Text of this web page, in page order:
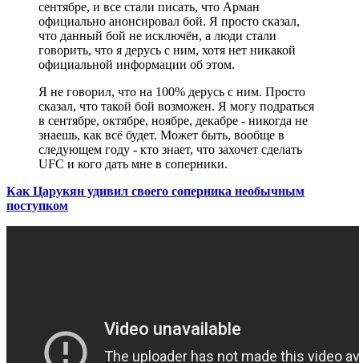
сентябре, и все стали писать, что Арман
официально анонсировал бой. Я просто сказал,
что данный бой не исключён, а люди стали
говорить, что я дерусь с ним, хотя нет никакой
официальной информации об этом.
Я не говорил, что на 100% дерусь с ним. Просто
сказал, что такой бой возможен. Я могу подраться
в сентябре, октябре, ноябре, декабре - никогда не
знаешь, как всё будет. Может быть, вообще в
следующем году - кто знает, что захочет сделать
UFC и кого дать мне в соперники.
Как Царукян удивил своего соперника необычным
поступком